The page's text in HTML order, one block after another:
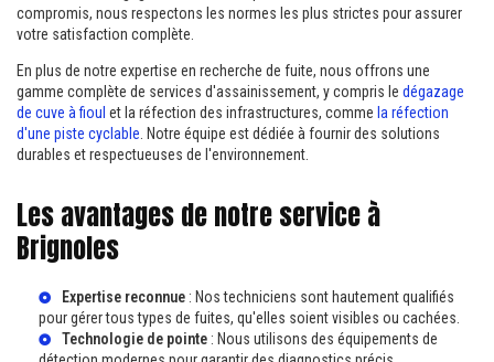
compromis, nous respectons les normes les plus strictes pour assurer
votre satisfaction complète.
En plus de notre expertise en recherche de fuite, nous offrons une
gamme complète de services d'assainissement, y compris le dégazage
de cuve à fioul et la réfection des infrastructures, comme la réfection
d'une piste cyclable . Notre équipe est dédiée à fournir des solutions
durables et respectueuses de l'environnement.
Les avantages de notre service à
Brignoles
Expertise reconnue : Nos techniciens sont hautement qualifiés
pour gérer tous types de fuites, qu'elles soient visibles ou cachées.
Technologie de pointe : Nous utilisons des équipements de